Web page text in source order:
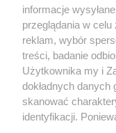
Nie zapomnij
zapoznać się z:
polityką
Twojemiasto
Piekary Śląskie
Chorzów
Tarnowskie Góry
informacje
przeglądania w
reklam, wybór
treści, badanie
Użytkownika my i
dokładnych
skanować
identyfikacji.